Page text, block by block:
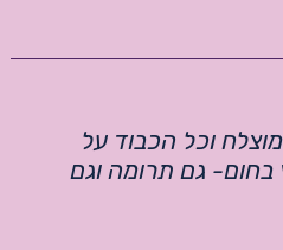
וכל הכבוד על
בחום- גם תרומה וגם